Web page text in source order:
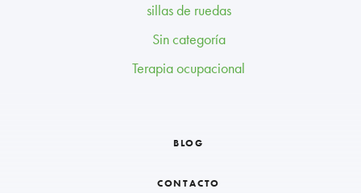
sillas de ruedas
Sin categoría
Terapia ocupacional
BLOG
CONTACTO